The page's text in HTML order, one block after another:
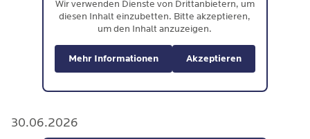
Wir verwenden Dienste von Drittanbietern, um
diesen Inhalt einzubetten. Bitte akzeptieren,
um den Inhalt anzuzeigen.
Mehr Informationen Akzeptieren
30.06.2026